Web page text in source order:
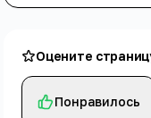
Оцените
Понравилось